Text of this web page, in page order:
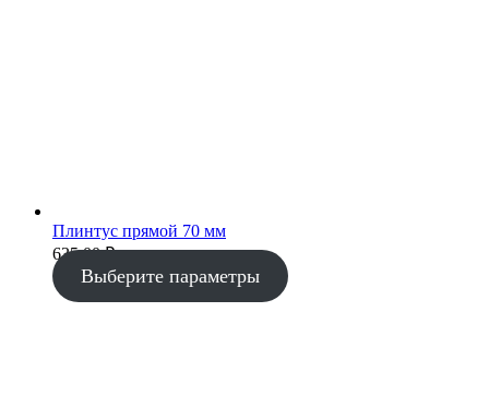
Плинтус прямой 70 мм
635.00₽
Выберите параметры